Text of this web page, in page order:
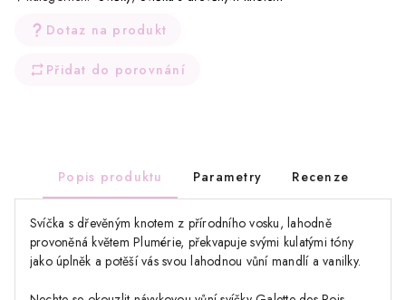
Dotaz na produkt
Přidat do porovnání
Popis produktu Parametry Recenze
Svíčka s dřevěným knotem z přírodního vosku, lahodně
provoněná květem Plumérie, překvapuje svými kulatými tóny
jako úplněk a potěší vás svou lahodnou vůní mandlí a vanilky.